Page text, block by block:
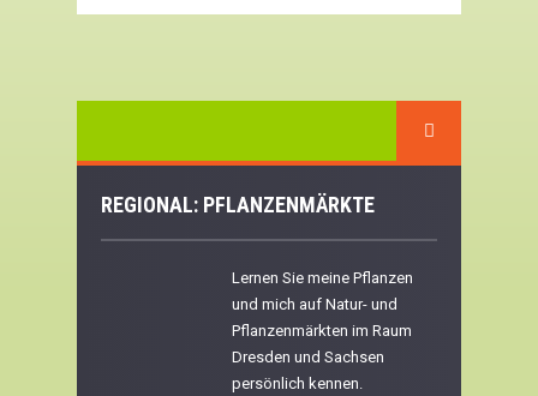
REGIONAL: PFLANZENMÄRKTE
Lernen Sie meine Pflanzen
und mich auf Natur- und
Pflanzenmärkten im Raum
Dresden und Sachsen
persönlich kennen.